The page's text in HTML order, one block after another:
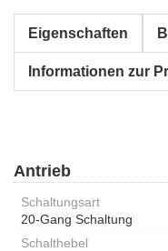
Eigenschaften
Informationen zur
Antrieb
Schaltungsart
20-Gang Schaltung
Schalthebel